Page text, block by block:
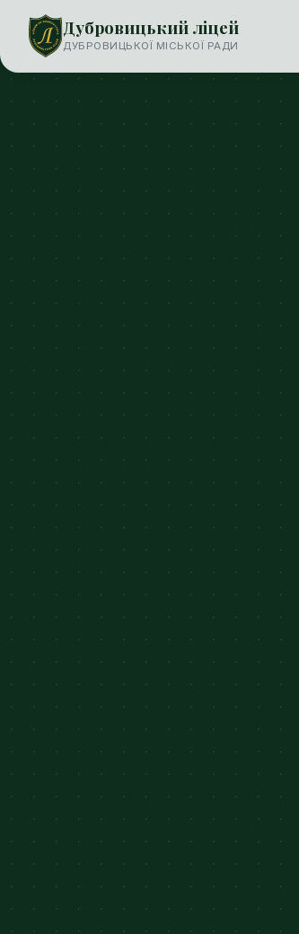
Дубровицький ліцей
ДУБРОВИЦЬКОЇ МІСЬКОЇ РАДИ